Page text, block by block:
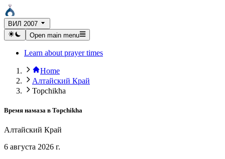
ВИЛ 2007
Open main menu
Learn about prayer times
Home
Алтайский Край
Topchikha
Время намаза в Topchikha
Алтайский Край
6 августа 2026 г.